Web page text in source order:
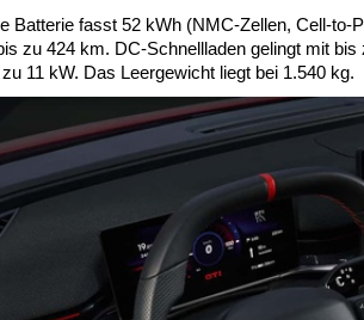
Batterie fasst 52 kWh (NMC-Zellen, Cell-
zu 424 km. DC-Schnellladen gelingt mit
11 kW. Das Leergewicht liegt bei 1.540 kg.